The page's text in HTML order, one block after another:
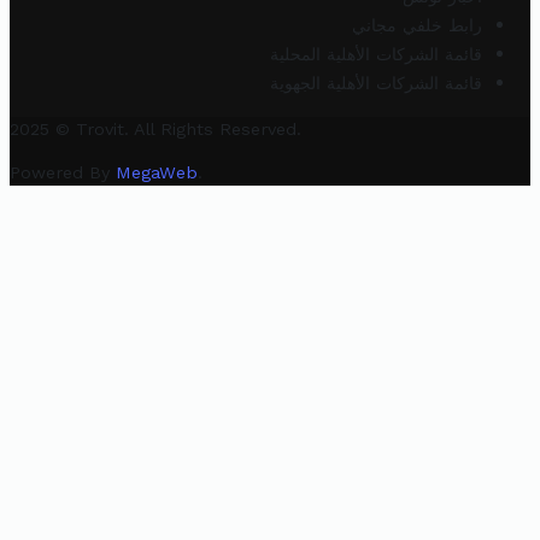
رابط خلفي مجاني
قائمة الشركات الأهلية المحلية
قائمة الشركات الأهلية الجهوية
2025 © Trovit. All Rights Reserved.
Powered By MegaWeb